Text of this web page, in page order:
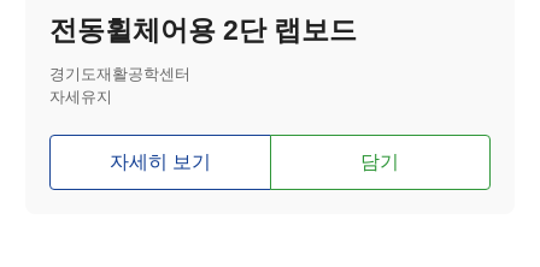
전동휠체어용 2단 랩보드
경기도재활공학센터
자세유지
자세히 보기 담기